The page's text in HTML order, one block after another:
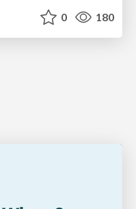
0 180